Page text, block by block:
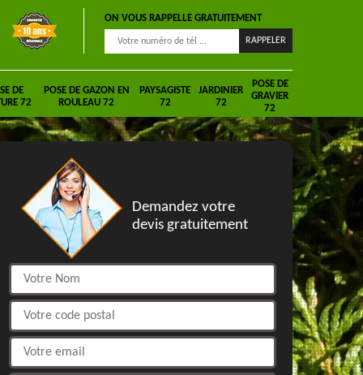
ON VOUS RAPPELLE GRATUITEMENT
DE
72
POSE DE GAZON EN
ROULEAU 72
PAYSAGISTE
72
JARDINIER
72
POSE DE
GRAVIER
72
Demandez votre
devis gratuitement